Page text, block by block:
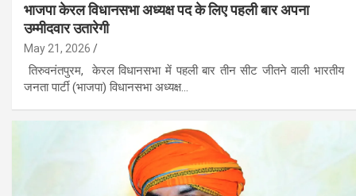
भाजपा केरल विधानसभा अध्यक्ष पद के लिए पहली बार अपना
उम्मीदवार उतारेगी
May 21, 2026
तिरुवनंतपुरम, केरल विधानसभा में पहली बार तीन सीट जीतने वाली भारतीय
जनता पार्टी (भाजपा) विधानसभा अध्यक्ष…